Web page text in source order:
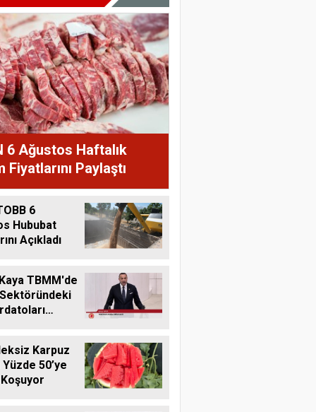
6 Ağustos Haftalık
Fiyatlarını Paylaştı
6
Hububat
Açıkladı
TBMM'de
Karpuz
Yüzde 50’ye